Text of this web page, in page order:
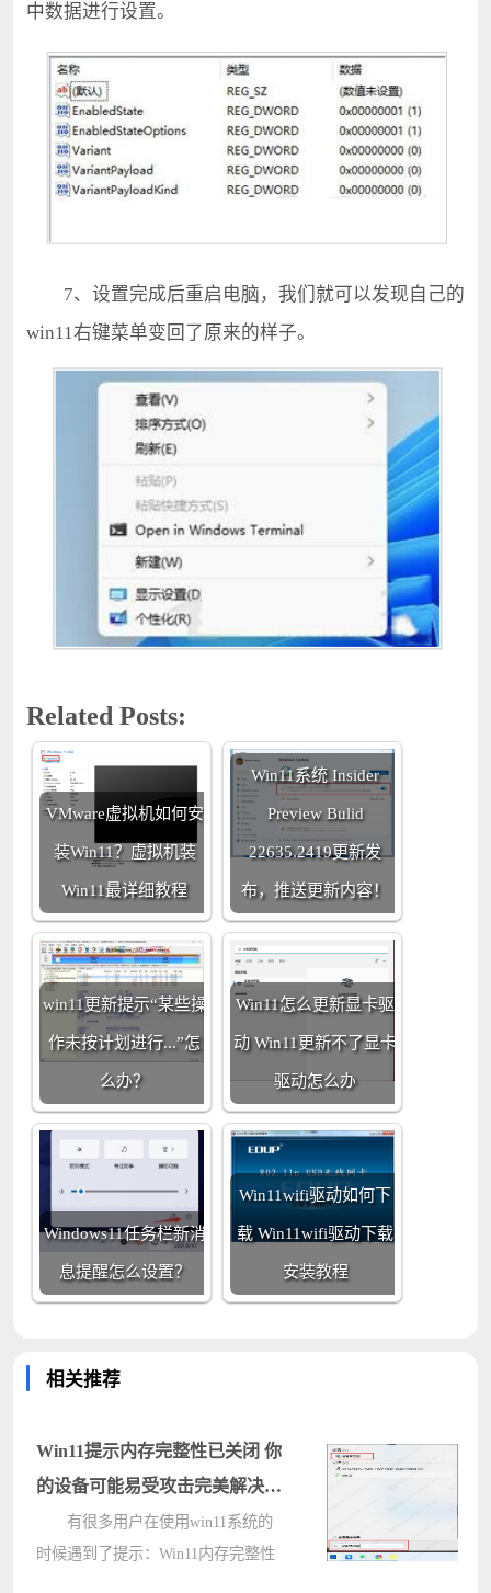
中数据进行设置。
7、设置完成后重启电脑，我们就可以发现自己的
win11右键菜单变回了原来的样子。
Related Posts:
VMware虚拟机如何安
装Win11？虚拟机装
Win11最详细教程
Win11系统 Insider
Preview Bulid
22635.2419更新发
布，推送更新内容！
win11更新提示“某些操
作未按计划进行...”怎
么办？
Win11怎么更新显卡驱
动 Win11更新不了显卡
驱动怎么办
Windows11任务栏新消
息提醒怎么设置？
Win11wifi驱动如何下
载 Win11wifi驱动下载
安装教程
相关推荐
Win11提示内存完整性已关闭 你
的设备可能易受攻击完美解决方
有很多用户在使用win11系统的
时候遇到了提示：Win11内存完整性